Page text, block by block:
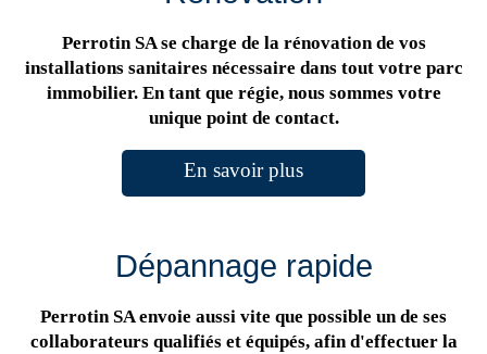
Perrotin SA se charge de la rénovation de vos
installations sanitaires nécessaire dans tout votre parc
immobilier. En tant que régie, nous sommes votre
unique point de contact.
En savoir plus
Dépannage rapide
Perrotin SA envoie aussi vite que possible un de ses
collaborateurs qualifiés et équipés, afin d'effectuer la